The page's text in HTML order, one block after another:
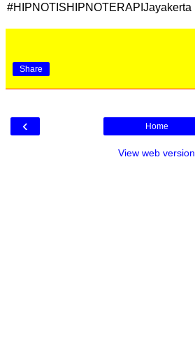
#HIPNOTISHIPNOTERAPIJayakerta
Share
‹ Home
View web version